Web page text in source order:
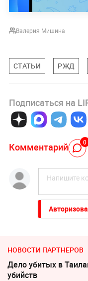
Валерия Мишина
СТАТЬИ РЖД
Подписаться на
Комментарий 0
НОВОСТИ ПАРТНЕРОВ
Дело убитых в
убийств